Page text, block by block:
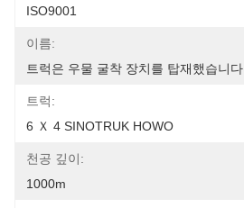
ISO9001
이름:
트럭은 우물 굴착 장치를 탑재했습니다
트럭:
6 Ｘ 4 SINOTRUK HOWO
천공 깊이:
1000m